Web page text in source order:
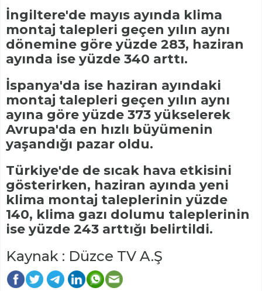
İngiltere'de mayıs ayında klima
montaj talepleri geçen yılın aynı
dönemine göre yüzde 283, haziran
ayında ise yüzde 340 arttı.
İspanya'da ise haziran ayındaki
montaj talepleri geçen yılın aynı
ayına göre yüzde 373 yükselerek
Avrupa'da en hızlı büyümenin
yaşandığı pazar oldu.
Türkiye'de de sıcak hava etkisini
gösterirken, haziran ayında yeni
klima montaj taleplerinin yüzde
140, klima gazı dolumu taleplerinin
ise yüzde 243 arttığı belirtildi.
Kaynak : Düzce TV A.Ş